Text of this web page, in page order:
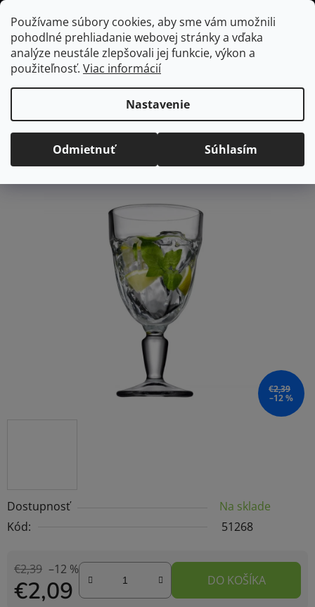
Používame súbory cookies, aby sme vám umožnili
pohodlné prehliadanie webovej stránky a vďaka
analýze neustále zlepšovali jej funkcie, výkon a
použiteľnosť. Viac informácií
Nastavenie
Odmietnuť Súhlasím
Prejsť
na
obsah
Hľadať
Domov
/ Vybavenie do jedálne / Poháre / Poháre na víno
CASABLANCA pohár na víno/cocktail, 320 ml
Dostupnosť
Na sklade
Kód:
51268
€2,39 –12 %
€2,09 DO KOŠÍKA
CASABLANCA pohár na
víno/cocktail, 320 ml
Priemerné
hodnotenie
Neohodnotené
Podrobnosti hodnotenia
€2,39
–12 %